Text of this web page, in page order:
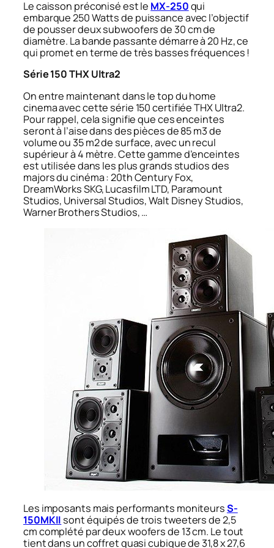
Le caisson préconisé est le MX-250qui
embarque 250 Watts de puissance avec l’objectif
de pousser deux subwoofers de 30 cm de
diamètre. La bande passante démarre à 20 Hz, ce
qui promet en terme de très basses fréquences !
Série 150 THX Ultra2
On entre maintenant dans le top du home
cinema avec cette série 150 certifiée THX Ultra2.
Pour rappel, cela signifie que ces enceintes
seront à l’aise dans des pièces de 85 m3 de
volume ou 35 m2 de surface, avec un recul
supérieur à 4 mètre. Cette gamme d’enceintes
est utilisée dans les plus grands studios des
majors du cinéma : 20th Century Fox,
DreamWorks SKG, Lucasfilm LTD, Paramount
Studios, Universal Studios, Walt Disney Studios,
Warner Brothers Studios, …
Les imposants mais performants moniteursS-
150MKII sont équipés de trois tweeters de 2,5
cm complété par deux woofers de 13 cm. Le tout
tient dans un coffret quasi cubique de 31,8 x 27,6